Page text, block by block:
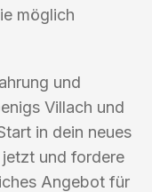
möglich
und
Villach und
in dein neues
und fordere
Angebot für